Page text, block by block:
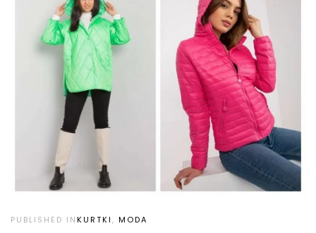
PUBLISHED INKURTKI, MODA